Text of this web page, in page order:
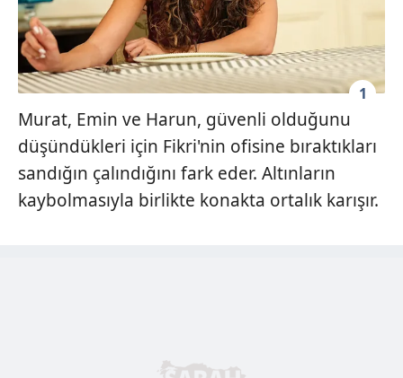
1
Murat, Emin ve Harun, güvenli olduğunu
düşündükleri için Fikri'nin ofisine bıraktıkları
sandığın çalındığını fark eder. Altınların
kaybolmasıyla birlikte konakta ortalık karışır.